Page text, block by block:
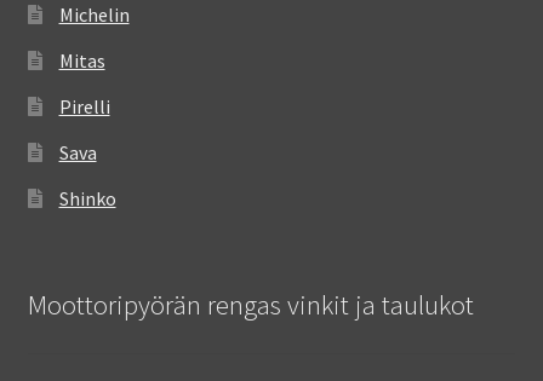
Michelin
Mitas
Pirelli
Sava
Shinko
Moottoripyörän rengas vinkit ja taulukot